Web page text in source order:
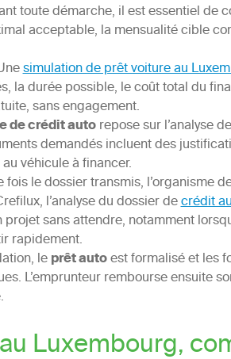
toute démarche, il est essentiel de
acceptable, la mensualité cible
simulation de prêt voiture au
la durée possible, le coût total du
sans engagement.
de crédit autorepose sur l’analyse
demandés incluent des
véhicule à financer.
fois le dossier transmis, l’organisme
l’analyse du dossier decrédit
sans attendre, notamment
rapidement.
leprêt autoest formalisé et les
L’emprunteur rembourse ensuite
Luxembourg,